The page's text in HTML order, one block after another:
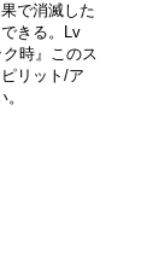
で消滅した
きる。Lv
時』このス
リット/ア